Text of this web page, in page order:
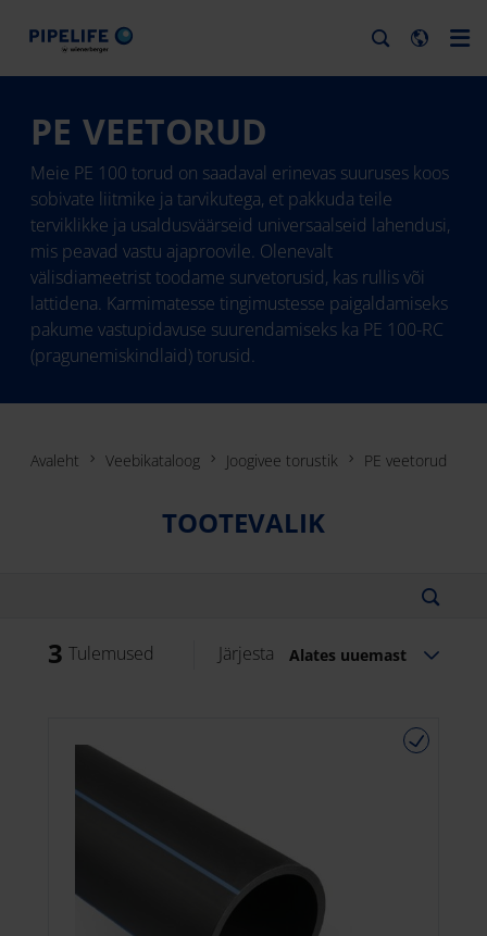
PE VEETORUD
Meie PE 100 torud on saadaval erinevas suuruses koos
sobivate liitmike ja tarvikutega, et pakkuda teile
terviklikke ja usaldusväärseid universaalseid lahendusi,
mis peavad vastu ajaproovile. Olenevalt
välisdiameetrist toodame survetorusid, kas rullis või
lattidena. Karmimatesse tingimustesse paigaldamiseks
pakume vastupidavuse suurendamiseks ka PE 100-RC
(pragunemiskindlaid) torusid.
Avaleht Veebikataloog Joogivee torustik PE veetorud
TOOTEVALIK
3 Tulemused Järjesta Alates uuemast